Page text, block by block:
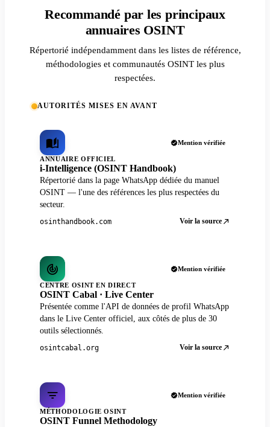
Recommandé par les principaux
annuaires OSINT
Répertorié indépendamment dans les listes de référence,
méthodologies et communautés OSINT les plus
respectées.
AUTORITÉS MISES EN AVANT
Mention vérifiée
ANNUAIRE OFFICIEL
i-Intelligence (OSINT Handbook)
Répertorié dans la page WhatsApp dédiée du manuel
OSINT — l'une des références les plus respectées du
secteur.
osinthandbook.com Voir la source
Mention vérifiée
CENTRE OSINT EN DIRECT
OSINT Cabal · Live Center
Présentée comme l'API de données de profil WhatsApp
dans le Live Center officiel, aux côtés de plus de 30
outils sélectionnés.
osintcabal.org Voir la source
Mention vérifiée
MÉTHODOLOGIE OSINT
OSINT Funnel Methodology